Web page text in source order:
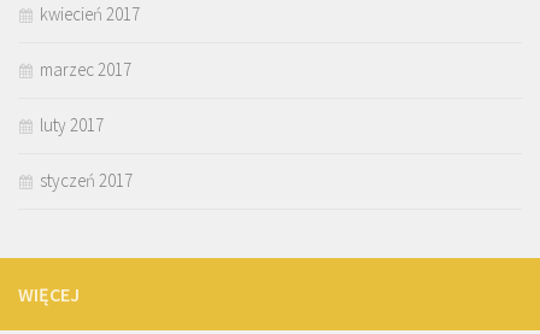
kwiecień 2017
marzec 2017
luty 2017
styczeń 2017
WIĘCEJ